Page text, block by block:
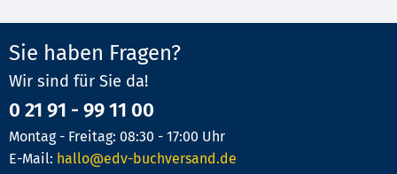
Sie haben Fragen?
Wir sind für Sie da!
0 21 91 - 99 11 00
Montag - Freitag: 08:30 - 17:00 Uhr
E-Mail: hallo@edv-buchversand.de